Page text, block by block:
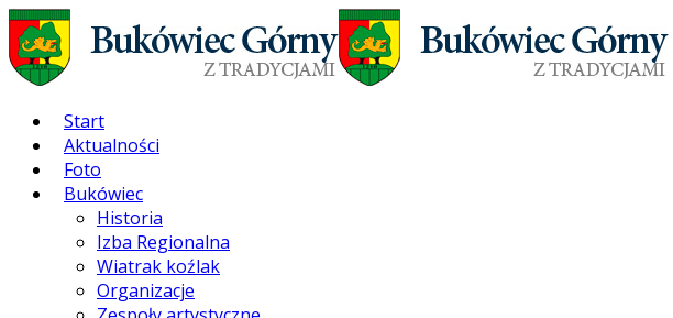
Start
Aktualności
Foto
Bukówiec
Historia
Izba Regionalna
Wiatrak koźlak
Organizacje